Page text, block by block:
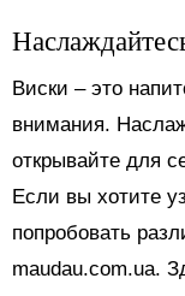
Виски – это
внимания.
открывайте для
Если вы хотите
попробовать
maudau.com.ua.